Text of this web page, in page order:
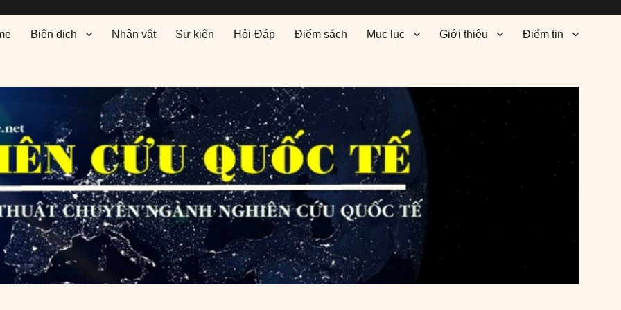
Biên dịch Nhân vật Sự kiện Hỏi-Đáp Điểm sách Mục lục Giới thiệu Điểm tin